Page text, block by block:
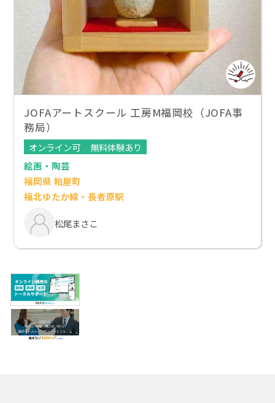
JOFAアートスクール 工房M福岡校（JOFA事
務局）
オンライン可
無料体験あり
絵画・陶芸
福岡県 粕屋町
福北ゆたか線・長者原駅
松尾まさこ